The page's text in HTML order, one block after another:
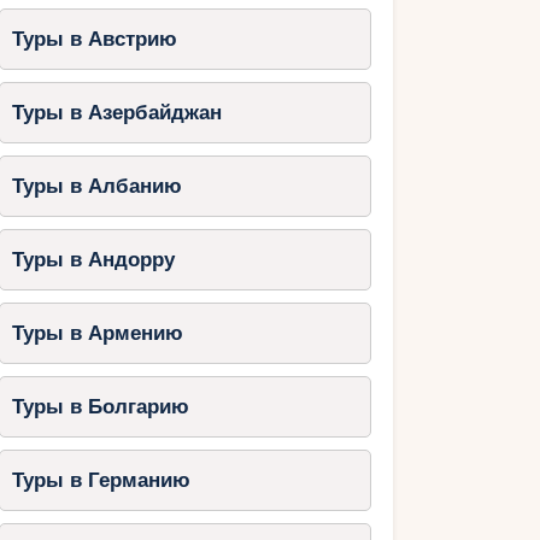
Туры в Австрию
Туры в Азербайджан
Туры в Албанию
Туры в Андорру
Туры в Армению
Туры в Болгарию
Туры в Германию